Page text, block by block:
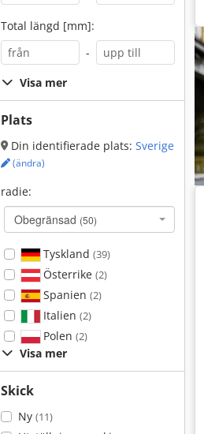
Total längd [mm]:
-
Visa mer
Plats
Din identifierade plats: Sverige
(ändra)
radie:
Obegränsad (50)
Tyskland (39)
Österrike (2)
Spanien (2)
Italien (2)
Polen (2)
Visa mer
Skick
Ny (11)